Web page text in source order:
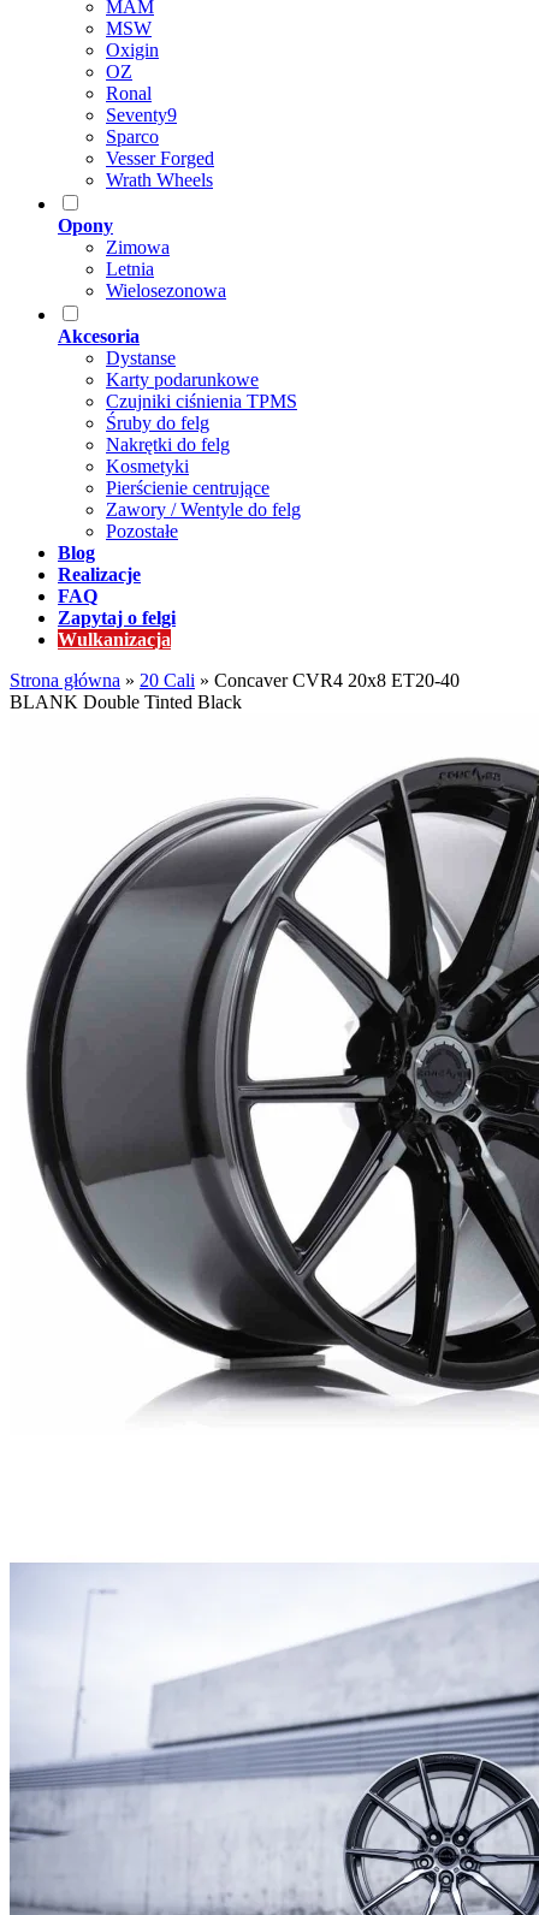
MAM
MSW
Oxigin
OZ
Ronal
Seventy9
Sparco
Vesser Forged
Wrath Wheels
Opony
Zimowa
Letnia
Wielosezonowa
Akcesoria
Dystanse
Karty podarunkowe
Czujniki ciśnienia TPMS
Śruby do felg
Nakrętki do felg
Kosmetyki
Pierścienie centrujące
Zawory / Wentyle do felg
Pozostałe
Blog
Realizacje
FAQ
Zapytaj o felgi
Wulkanizacja
Strona główna » 20 Cali » Concaver CVR4 20x8 ET20-40
BLANK Double Tinted Black